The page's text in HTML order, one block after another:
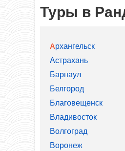
Туры в
Архангельск
Астрахань
Барнаул
Белгород
Благовещенск
Владивосток
Волгоград
Воронеж